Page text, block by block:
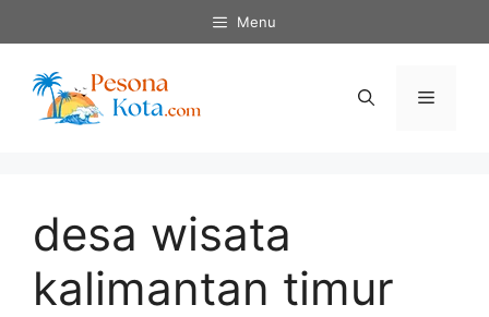
to
content
Menu
Menu
desa wisata
kalimantan timur